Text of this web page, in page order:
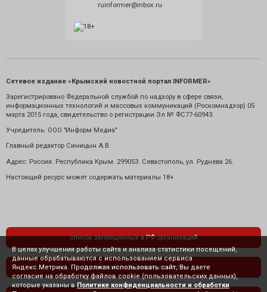
ruinformer@inbox.ru
Сетевое издание «Крымский новостной портал INFORMER»
Зарегистрировано Федеральной службой по надзору в сфере связи,
информационных технологий и массовых коммуникаций (Роскомнадзор) 05
марта 2015 года, свидетельство о регистрации Эл № ФС77-60943.
Учредитель: ООО "Информ Медиа"
Главный редактор Синицын А.В.
Адрес: Россия. Республика Крым. 299053. Севастополь, ул. Руднева 26.
Настоящий ресурс может содержать материалы 18+
список запрещенных в РФ организаций
политика конфиденциальности
В целях улучшения работы сайта и анализа статистики посещений,
данные обрабатываются с использованием сервиса
Яндекс.Метрика. Продолжая использовать сайт, Вы даете
согласие на обработку файлов cookie (пользовательских данных),
которые указаны в Политике конфиденциальности и обработки